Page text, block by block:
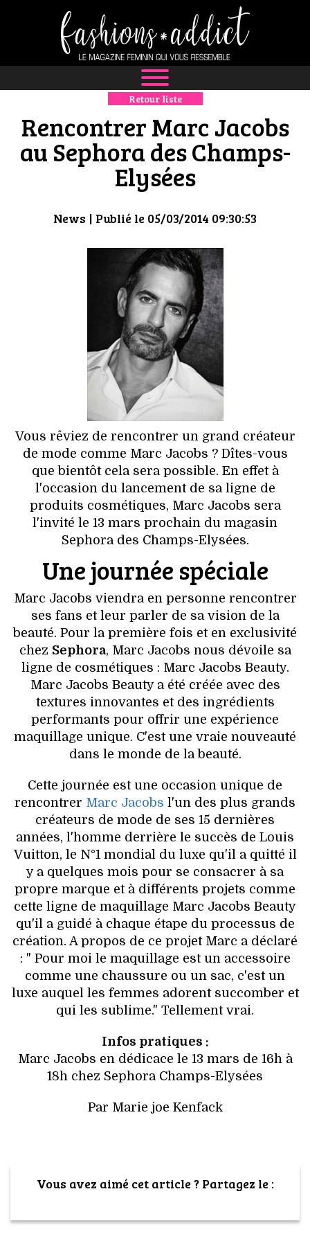
NEWS
MODE
LUXE
DÉFILÉS
BOUTIQUE
CULTURE
HIGH TECH
MAISON
AUTO
LIEUX TENDANCES
BEAUTÉ
MODE DE RUE
JEUNES CRÉATEURS
HISTOIRE DES MARQUES
DÉCO
VOYAGES & LOISIRS
Retour liste
Rencontrer Marc Jacobs
au Sephora des Champs-
Elysées
News | Publié le 05/03/2014 09:30:53
Vous rêviez de rencontrer un grand créateur
de mode comme Marc Jacobs ? Dîtes-vous
que bientôt cela sera possible. En effet à
l'occasion du lancement de sa ligne de
produits cosmétiques, Marc Jacobs sera
l'invité le 13 mars prochain du magasin
Sephora des Champs-Elysées.
Une journée spéciale
Marc Jacobs viendra en personne rencontrer
ses fans et leur parler de sa vision de la
beauté. Pour la première fois et en exclusivité
chez Sephora, Marc Jacobs nous dévoile sa
ligne de cosmétiques : Marc Jacobs Beauty.
Marc Jacobs Beauty a été créée avec des
textures innovantes et des ingrédients
performants pour offrir une expérience
maquillage unique. C'est une vraie nouveauté
dans le monde de la beauté.
Cette journée est une occasion unique de
rencontrer Marc Jacobs l'un des plus grands
créateurs de mode de ses 15 dernières
années, l'homme derrière le succès de Louis
Vuitton, le N°1 mondial du luxe qu'il a quitté il
y a quelques mois pour se consacrer à sa
propre marque et à différents projets comme
cette ligne de maquillage Marc Jacobs Beauty
qu'il a guidé à chaque étape du processus de
création. A propos de ce projet Marc a déclaré
: " Pour moi le maquillage est un accessoire
comme une chaussure ou un sac, c'est un
luxe auquel les femmes adorent succomber et
qui les sublime." Tellement vrai.
Infos pratiques :
Marc Jacobs en dédicace le 13 mars de 16h à
18h chez Sephora Champs-Elysées
Par Marie joe Kenfack
Vous avez aimé cet article ? Partagez le :